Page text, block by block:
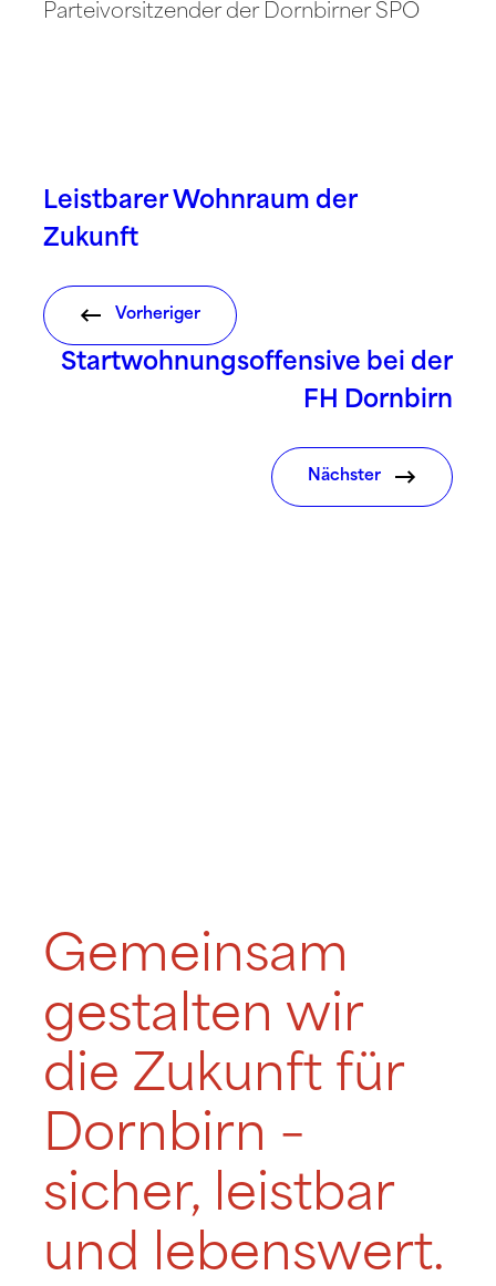
Parteivorsitzender der Dornbirner SPÖ
Leistbarer Wohnraum der
Zukunft
Vorheriger
Startwohnungsoffensive bei der
FH Dornbirn
Nächster
Gemeinsam
gestalten wir
die Zukunft für
Dornbirn –
sicher, leistbar
und lebenswert.